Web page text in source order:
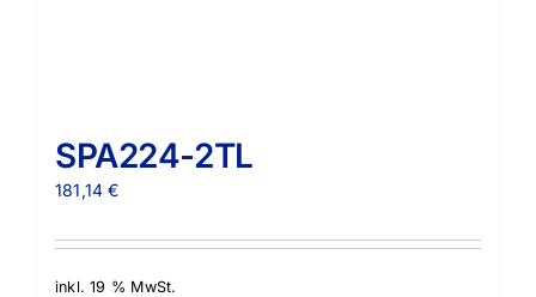
SPA224-2TL
181,14€
inkl. 19 % MwSt.